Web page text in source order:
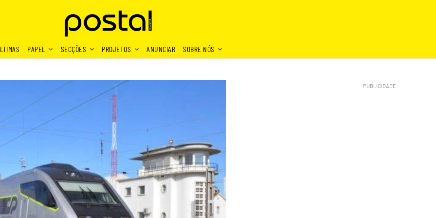
PAPEL SECÇÕES PROJETOS ANUNCIAR SOBRE NÓS